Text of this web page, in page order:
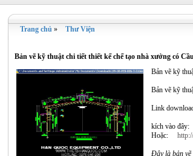
Trang chủ» Thư Viện
Bản vẽ kỹ thuật chi tiết thiết kế chế tạo nhà xưởng có
Bản vẽ kỹ
Bản vẽ kỹ
Link
kích vào đây:
Hoặc:
Đây là bản vẽ